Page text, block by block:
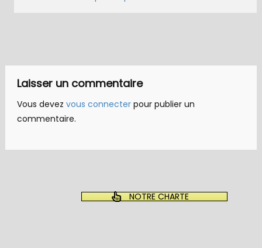
Laisser un commentaire
Vous devez vous connecterpour publier un
commentaire.
NOTRE CHARTE